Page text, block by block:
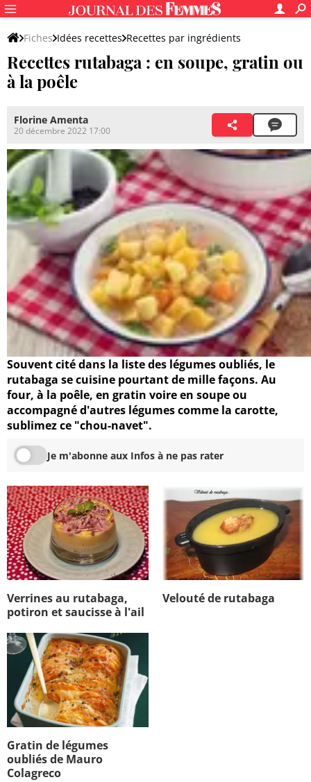
Fiches Idées recettes Recettes par ingrédients
Recettes à base de légumes
Recettes rutabaga : en soupe, gratin ou
à la poêle
Florine Amenta
20 décembre 2022 17:00
Souvent cité dans la liste des légumes oubliés, le
rutabaga se cuisine pourtant de mille façons. Au
four, à la poêle, en gratin voire en soupe ou
accompagné d'autres légumes comme la carotte,
sublimez ce "chou-navet".
Je m'abonne aux Infos à ne pas rater
Verrines au rutabaga,
potiron et saucisse à l'ail
Velouté de rutabaga
Gratin de légumes
oubliés de Mauro
Colagreco